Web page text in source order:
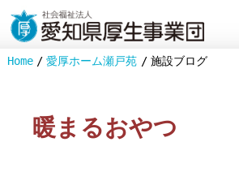
Home 愛厚ホーム瀬戸苑 施設ブログ
暖まるおやつ